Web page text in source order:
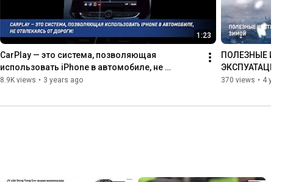
1:23
CarPlay — это система, позволяющая
использовать iPhone в автомобиле, не
отвлекаясь от дороги!
8.9K views • 3 years ago
ПОЛЕЗНЫЕ
370 views • 4